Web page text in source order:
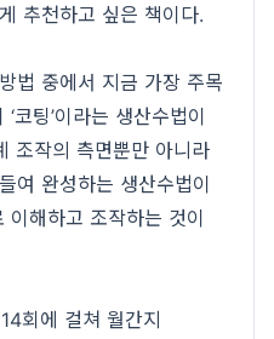
추천하고 싶은 책이다.
법 중에서 지금 가장 주목
코팅’이라는 생산수법이
조작의 측면뿐만 아니라
여 완성하는 생산수법이
이해하고 조작하는 것이
회에 걸쳐 월간지